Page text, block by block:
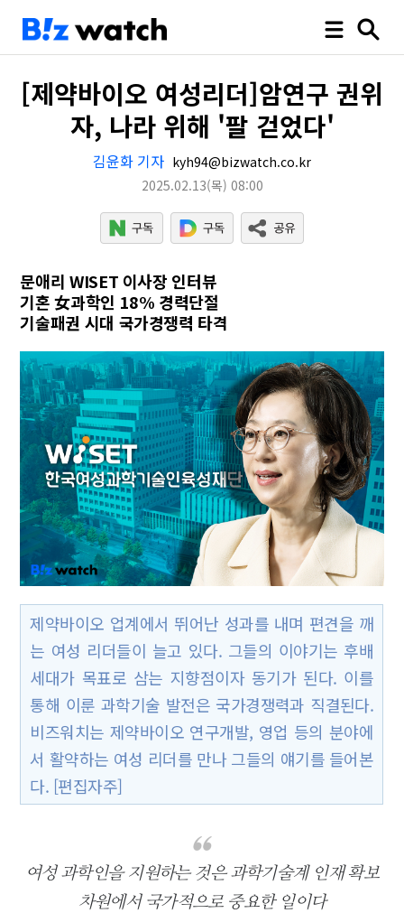
[제약바이오 여성리더]암연구 권위
자, 나라 위해 '팔 걷었다'
김윤화 기자 kyh94@bizwatch.co.kr
2025.02.13(목) 08:00
문애리 WISET 이사장 인터뷰
기혼 女과학인 18% 경력단절
기술패권 시대 국가경쟁력 타격
제약바이오 업계에서 뛰어난 성과를 내며 편견을 깨
는 여성 리더들이 늘고 있다. 그들의 이야기는 후배
세대가 목표로 삼는 지향점이자 동기가 된다. 이를
통해 이룬 과학기술 발전은 국가경쟁력과 직결된다.
비즈워치는 제약바이오 연구개발, 영업 등의 분야에
서 활약하는 여성 리더를 만나 그들의 얘기를 들어본
다. [편집자주]
여성 과학인을 지원하는 것은 과학기술계 인재 확보
차원에서 국가적으로 중요한 일이다